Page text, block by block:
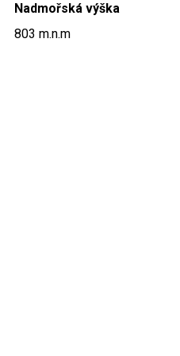
Nadmořská výška
803 m.n.m